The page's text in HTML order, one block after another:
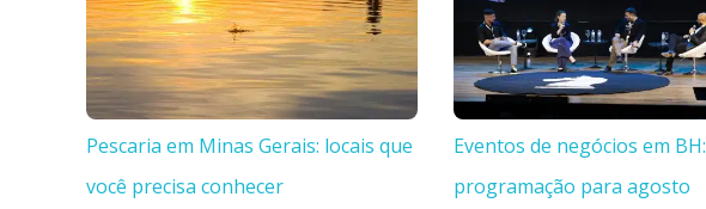
Pescaria em Minas Gerais: locais que
você precisa conhecer
Eventos de negócios em BH:
programação para agosto